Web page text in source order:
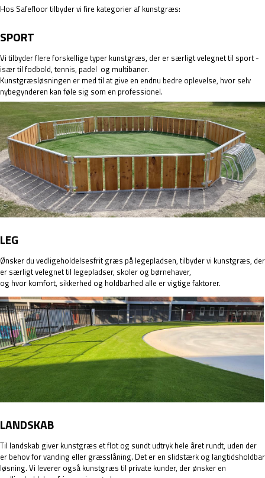
Hos Safefloor tilbyder vi fire kategorier af kunstgræs:
SPORT
Vi tilbyder flere forskellige typer kunstgræs, der er særligt velegnet til sport -
især til fodbold, tennis, padel og multibaner.
Kunstgræsløsningen er med til at give en endnu bedre oplevelse, hvor selv
nybegynderen kan føle sig som en professionel.
LEG
Ønsker du vedligeholdelsesfrit græs på legepladsen, tilbyder vi kunstgræs, der
er særligt velegnet til legepladser, skoler og børnehaver,
og hvor komfort, sikkerhed og holdbarhed alle er vigtige faktorer.
LANDSKAB
Til landskab giver kunstgræs et flot og sundt udtryk hele året rundt, uden der
er behov for vanding eller græsslåning. Det er en slidstærk og langtidsholdbar
løsning. Vi leverer også kunstgræs til private kunder, der ønsker en